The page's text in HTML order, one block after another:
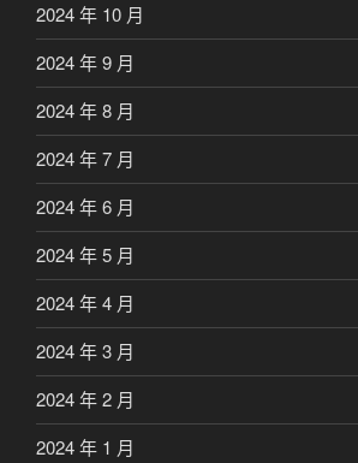
2024 年 10 月
2024 年 9 月
2024 年 8 月
2024 年 7 月
2024 年 6 月
2024 年 5 月
2024 年 4 月
2024 年 3 月
2024 年 2 月
2024 年 1 月